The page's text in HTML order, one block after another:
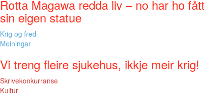
Rotta Magawa redda liv – no har ho fått
sin eigen statue
Krig og fred
Meiningar
Vi treng fleire sjukehus, ikkje meir krig!
Skrivekonkurranse
Kultur